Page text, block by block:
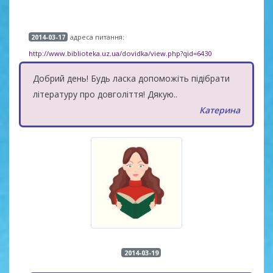
2014-03-17 адреса питання:
http://www.biblioteka.uz.ua/dovidka/view.php?qid=6430
Добрий день! Будь ласка допоможіть підібрати
літературу про довголіття! Дякую..
Катерина
2014-03-19